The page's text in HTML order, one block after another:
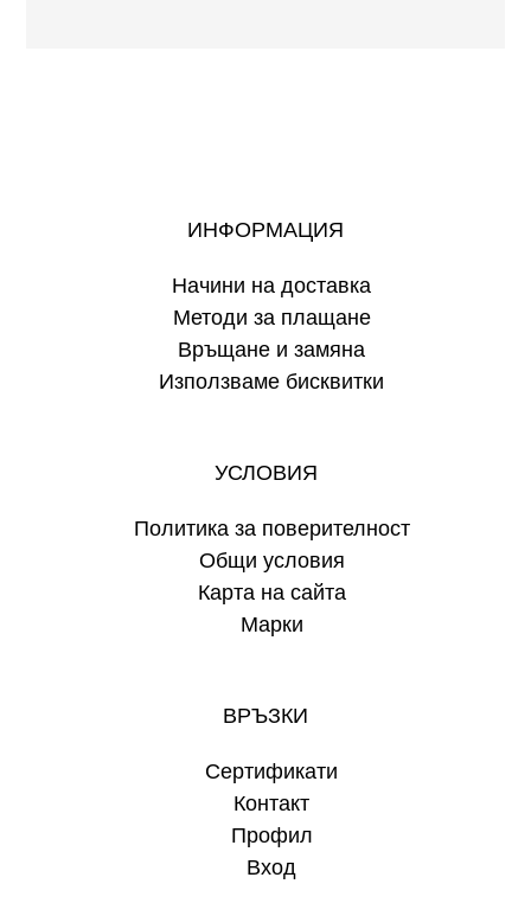
ИНФОРМАЦИЯ
Начини на доставка
Методи за плащане
Връщане и замяна
Използваме бисквитки
УСЛОВИЯ
Политика за поверителност
Общи условия
Карта на сайта
Марки
ВРЪЗКИ
Сертификати
Контакт
Профил
Вход